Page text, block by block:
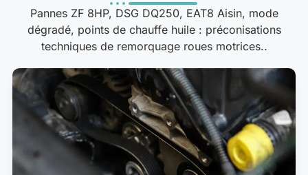
Pannes ZF 8HP, DSG DQ250, EAT8 Aisin, mode
dégradé, points de chauffe huile : préconisations
techniques de remorquage roues motrices..